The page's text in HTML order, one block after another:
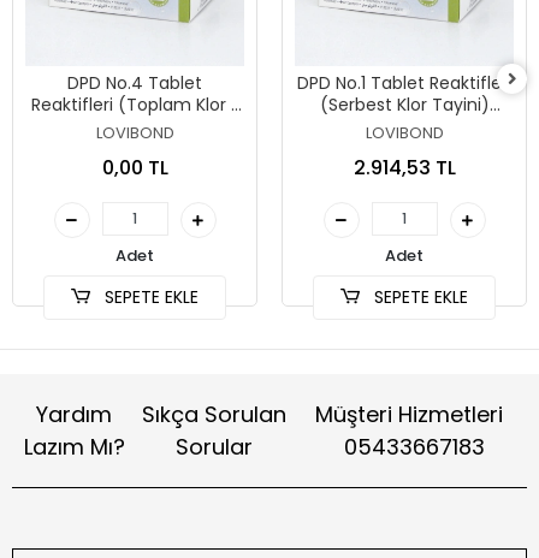
DPD No.4 Tablet
Reaktifleri (Toplam Klor /
Ozon) 500'lü Paket
LOVIBOND
0,00 TL
Adet
SEPETE EKLE
DPD No.1 Tablet Reaktifleri
(Serbest Klor Tayini)
500'lü Paket
LOVIBOND
2.914,53 TL
Adet
SEPETE EKLE
Yardım
Lazım Mı?
Sıkça Sorulan
Sorular
Müşteri Hizmetleri
05433667183